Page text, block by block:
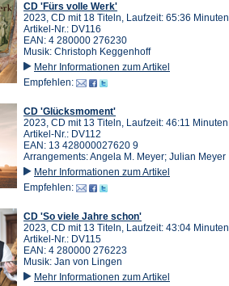
CD 'Fürs volle Werk'
2023, CD mit 18 Titeln, Laufzeit: 65:36 Minuten
Artikel-Nr.: DV116
EAN: 4 280000 276230
Musik: Christoph Keggenhoff
Mehr Informationen zum Artikel
Empfehlen:
CD 'Glücksmoment'
2023, CD mit 13 Titeln, Laufzeit: 46:11 Minuten
Artikel-Nr.: DV112
EAN: 13 428000027620 9
Arrangements: Angela M. Meyer; Julian Meyer
Mehr Informationen zum Artikel
Empfehlen:
CD 'So viele Jahre schon'
2023, CD mit 13 Titeln, Laufzeit: 43:04 Minuten
Artikel-Nr.: DV115
EAN: 4 280000 276223
Musik: Jan von Lingen
Mehr Informationen zum Artikel